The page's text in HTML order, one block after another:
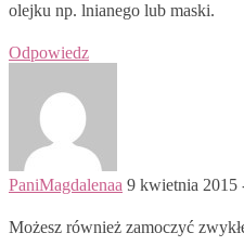
olejku np. lnianego lub maski.
Odpowiedz
PaniMagdalenaa 9 kwietnia 2015
Możesz również zamoczyć